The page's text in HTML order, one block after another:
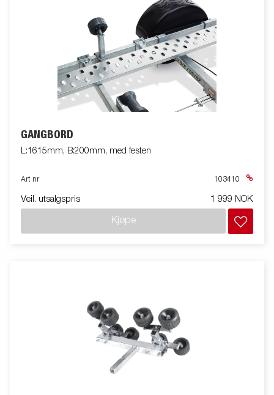
GANGBORD
L:1615mm, B:200mm, med festen
Art nr 103410
Veil. utsalgspris 1 999 NOK
Kjøpe